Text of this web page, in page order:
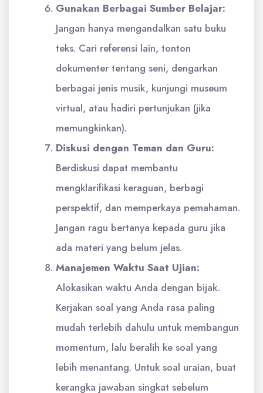
Gunakan Berbagai Sumber Belajar:
Jangan hanya mengandalkan satu buku
teks. Cari referensi lain, tonton
dokumenter tentang seni, dengarkan
berbagai jenis musik, kunjungi museum
virtual, atau hadiri pertunjukan (jika
memungkinkan).
Diskusi dengan Teman dan Guru:
Berdiskusi dapat membantu
mengklarifikasi keraguan, berbagi
perspektif, dan memperkaya pemahaman.
Jangan ragu bertanya kepada guru jika
ada materi yang belum jelas.
Manajemen Waktu Saat Ujian:
Alokasikan waktu Anda dengan bijak.
Kerjakan soal yang Anda rasa paling
mudah terlebih dahulu untuk membangun
momentum, lalu beralih ke soal yang
lebih menantang. Untuk soal uraian, buat
kerangka jawaban singkat sebelum